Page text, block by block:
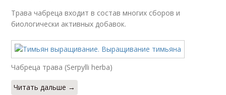
Трава чабреца входит в состав многих сборов и
биологически активных добавок.
Чабреца трава (Serpylli herba)
Читать дальше →